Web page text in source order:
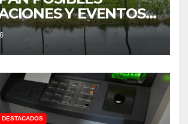
Y EVENTOS
“PODRÍA SER UN
IMPORTANTE”
DESTACADOS